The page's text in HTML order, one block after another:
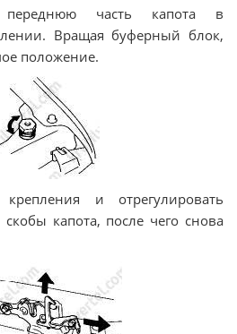
переднюю часть капота в
Вращая буферный блок,
положение.
и отрегулировать
капота, после чего снова